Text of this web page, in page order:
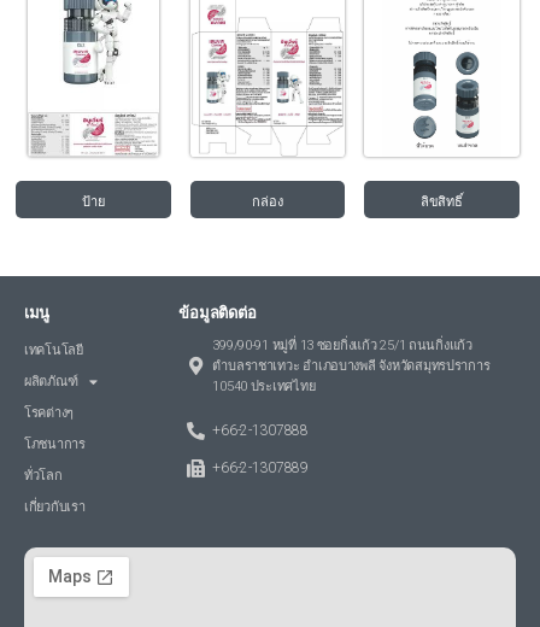
ป้าย กล่อง ลิขสิทธิ์
เมนู
เทคโนโลยี
ผลิตภัณฑ์
โรคต่างๆ
โภชนาการ
ทั่วโลก
เกี่ยวกับเรา
ข้อมูลติดต่อ
399/90-91 หมู่ที่ 13 ซอยกิ่งแก้ว 25/1 ถนนกิ่งแก้ว
ตำบลราชาเทวะ อำเภอบางพลี จังหวัดสมุทรปราการ
10540 ประเทศไทย
+66-2-1307888
+66-2-1307889